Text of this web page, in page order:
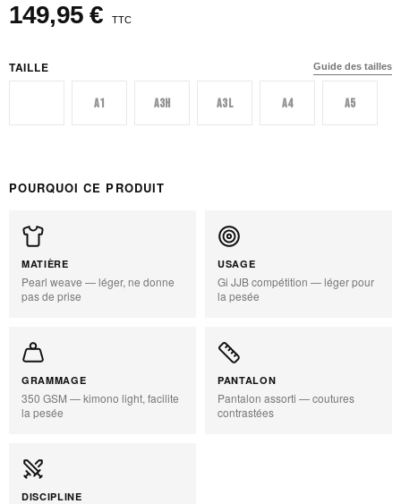
149,95 € TTC
TAILLE
A1 A3H A3L A4 A5
Guide des tailles
POURQUOI CE PRODUIT
MATIÈRE
Pearl weave — léger, ne donne
pas de prise
USAGE
Gi JJB compétition — léger pour
la pesée
GRAMMAGE
350 GSM — kimono light, facilite
la pesée
PANTALON
Pantalon assorti — coutures
contrastées
DISCIPLINE